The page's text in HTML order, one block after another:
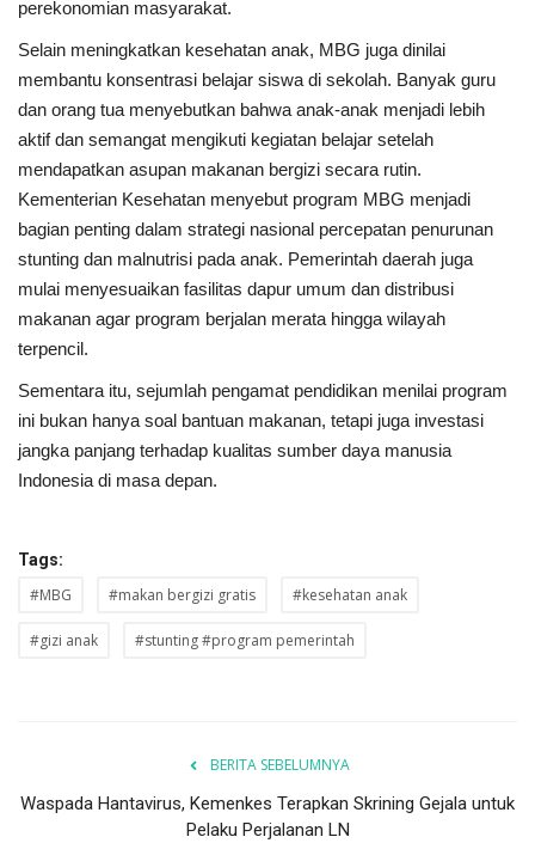
perekonomian masyarakat.
Selain meningkatkan kesehatan anak, MBG juga dinilai
membantu konsentrasi belajar siswa di sekolah. Banyak guru
dan orang tua menyebutkan bahwa anak-anak menjadi lebih
aktif dan semangat mengikuti kegiatan belajar setelah
mendapatkan asupan makanan bergizi secara rutin.
Kementerian Kesehatan menyebut program MBG menjadi
bagian penting dalam strategi nasional percepatan penurunan
stunting dan malnutrisi pada anak. Pemerintah daerah juga
mulai menyesuaikan fasilitas dapur umum dan distribusi
makanan agar program berjalan merata hingga wilayah
terpencil.
Sementara itu, sejumlah pengamat pendidikan menilai program
ini bukan hanya soal bantuan makanan, tetapi juga investasi
jangka panjang terhadap kualitas sumber daya manusia
Indonesia di masa depan.
Tags:
#MBG #makan bergizi gratis #kesehatan anak
#gizi anak #stunting #program pemerintah
BERITA SEBELUMNYA
Waspada Hantavirus, Kemenkes Terapkan Skrining Gejala untuk
Pelaku Perjalanan LN